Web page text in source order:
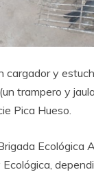
y
trampero y
Pica Hueso.
Ecológica